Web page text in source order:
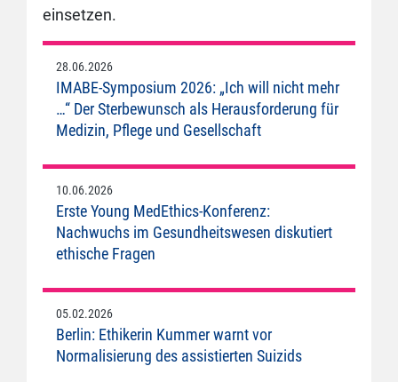
einsetzen.
28.06.2026
IMABE-Symposium 2026: „Ich will nicht mehr
…“ Der Sterbewunsch als Herausforderung für
Medizin, Pflege und Gesellschaft
10.06.2026
Erste Young MedEthics-Konferenz:
Nachwuchs im Gesundheitswesen diskutiert
ethische Fragen
05.02.2026
Berlin: Ethikerin Kummer warnt vor
Normalisierung des assistierten Suizids